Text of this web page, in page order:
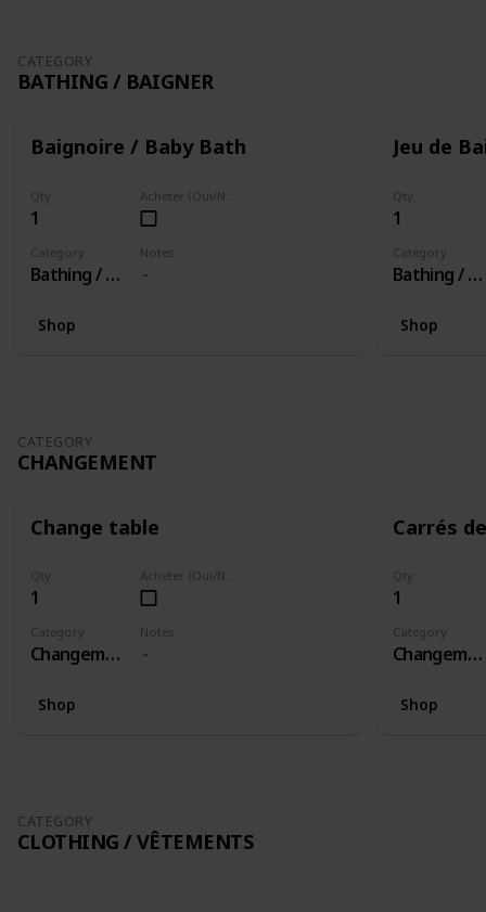
CATEGORY
BATHING / BAIGNER
Baignoire / Baby Bath
Qty
1
Category
Bathing / Baigner
Notes
Shop
Jeu de
Qty
1
Category
Bathing / Baigner
Shop
CATEGORY
CHANGEMENT
Change table
Qty
1
Category
Changement
Notes
Shop
Carrés
Qty
1
Category
Changement
Shop
CATEGORY
CLOTHING / VÊTEMENTS